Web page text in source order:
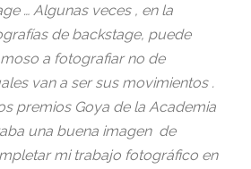
… Algunas veces , en la
de backstage, puede
a fotografiar no de
van a ser sus movimientos .
premios Goya de la Academia
una buena imagen de
mi trabajo fotográfico en